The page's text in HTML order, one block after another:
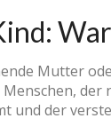
Mutter
und der